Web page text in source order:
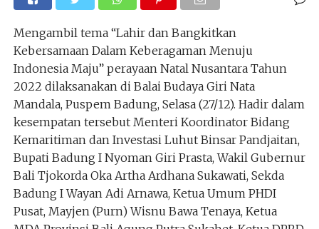
Mengambil tema “Lahir dan Bangkitkan
Kebersamaan Dalam Keberagaman Menuju
Indonesia Maju” perayaan Natal Nusantara Tahun
2022 dilaksanakan di Balai Budaya Giri Nata
Mandala, Puspem Badung, Selasa (27/12). Hadir dalam
kesempatan tersebut Menteri Koordinator Bidang
Kemaritiman dan Investasi Luhut Binsar Pandjaitan,
Bupati Badung I Nyoman Giri Prasta, Wakil Gubernur
Bali Tjokorda Oka Artha Ardhana Sukawati, Sekda
Badung I Wayan Adi Arnawa, Ketua Umum PHDI
Pusat, Mayjen (Purn) Wisnu Bawa Tenaya, Ketua